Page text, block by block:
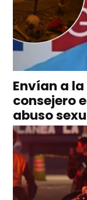
Envían a
consejero
abuso